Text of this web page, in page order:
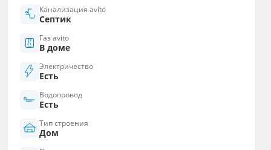
Канализация avito
Септик
Газ avito
В доме
Электричество
Есть
Водопровод
Есть
Тип строения
Дом